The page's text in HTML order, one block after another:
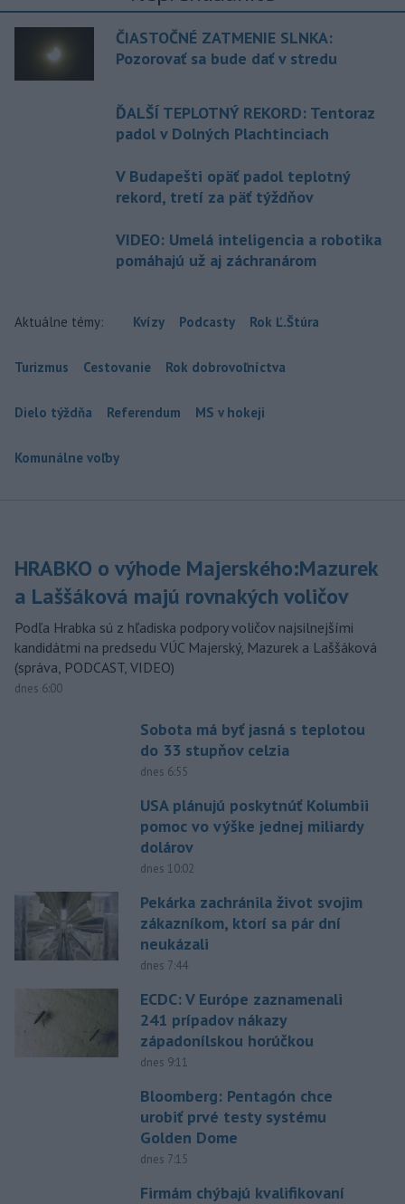
ČIASTOČNÉ ZATMENIE SLNKA:
Pozorovať sa bude dať v stredu
ĎALŠÍ TEPLOTNÝ REKORD: Tentoraz
padol v Dolných Plachtinciach
V Budapešti opäť padol teplotný
rekord, tretí za päť týždňov
VIDEO: Umelá inteligencia a robotika
pomáhajú už aj záchranárom
Aktuálne témy: Kvízy Podcasty Rok Ľ.Štúra
Turizmus Cestovanie Rok dobrovoľníctva
Dielo týždňa Referendum MS v hokeji
Komunálne voľby
HRABKO o výhode Majerského:Mazurek
a Laššáková majú rovnakých voličov
Podľa Hrabka sú z hľadiska podpory voličov najsilnejšími
kandidátmi na predsedu VÚC Majerský, Mazurek a Laššáková
(správa, PODCAST, VIDEO)
dnes 6:00
Sobota má byť jasná s teplotou
do 33 stupňov celzia
dnes 6:55
USA plánujú poskytnúť Kolumbii
pomoc vo výške jednej miliardy
dolárov
dnes 10:02
Pekárka zachránila život svojim
zákazníkom, ktorí sa pár dní
neukázali
dnes 7:44
ECDC: V Európe zaznamenali
241 prípadov nákazy
západonílskou horúčkou
dnes 9:11
Bloomberg: Pentagón chce
urobiť prvé testy systému
Golden Dome
dnes 7:15
Firmám chýbajú kvalifikovaní